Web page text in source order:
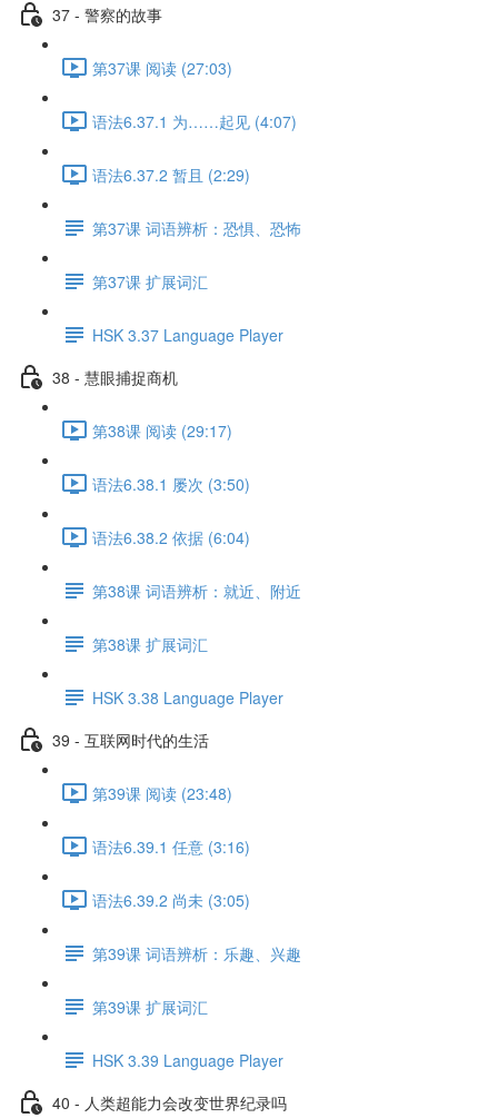
37 - 警察的故事
第37课 阅读 (27:03)
语法6.37.1 为……起见 (4:07)
语法6.37.2 暂且 (2:29)
第37课 词语辨析：恐惧、恐怖
第37课 扩展词汇
HSK 3.37 Language Player
38 - 慧眼捕捉商机
第38课 阅读 (29:17)
语法6.38.1 屡次 (3:50)
语法6.38.2 依据 (6:04)
第38课 词语辨析：就近、附近
第38课 扩展词汇
HSK 3.38 Language Player
39 - 互联网时代的生活
第39课 阅读 (23:48)
语法6.39.1 任意 (3:16)
语法6.39.2 尚未 (3:05)
第39课 词语辨析：乐趣、兴趣
第39课 扩展词汇
HSK 3.39 Language Player
40 - 人类超能力会改变世界纪录吗